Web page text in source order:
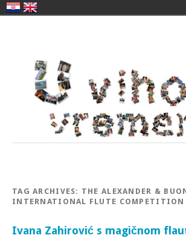
TAG ARCHIVES: THE ALEXANDER &
INTERNATIONAL FLUTE COMPETITION
Ivana Zahirović s magičnom